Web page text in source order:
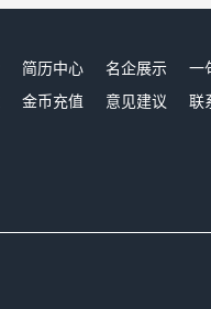
简历中心 名企展示 一
金币充值 意见建议 联